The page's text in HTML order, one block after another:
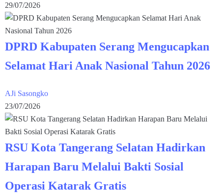
29/07/2026
DPRD Kabupaten Serang Mengucapkan
Selamat Hari Anak Nasional Tahun 2026
AJi Sasongko
23/07/2026
RSU Kota Tangerang Selatan Hadirkan
Harapan Baru Melalui Bakti Sosial
Operasi Katarak Gratis